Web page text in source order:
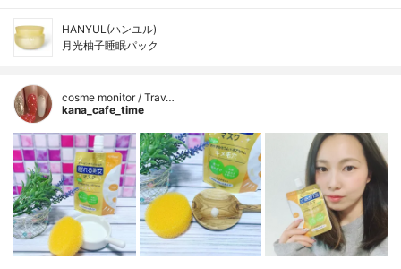
HANYUL(ハンユル)
月光柚子睡眠パック
cosme monitor / Trav…
kana_cafe_time